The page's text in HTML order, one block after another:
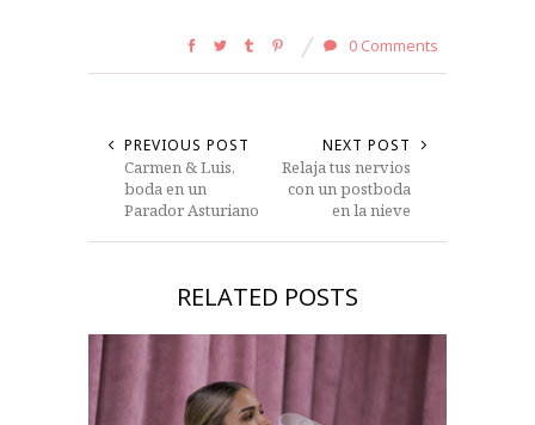
0 Comments
PREVIOUS POST
Carmen & Luis,
boda en un
Parador Asturiano
NEXT POST
Relaja tus nervios
con un postboda
en la nieve
RELATED POSTS